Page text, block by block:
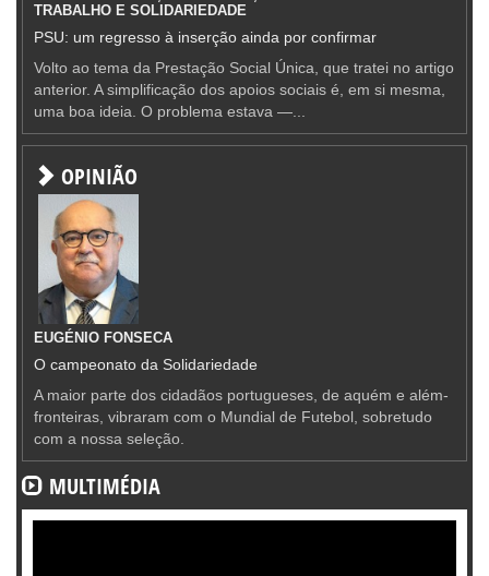
TRABALHO E SOLIDARIEDADE
PSU: um regresso à inserção ainda por confirmar
Volto ao tema da Prestação Social Única, que tratei no artigo
anterior. A simplificação dos apoios sociais é, em si mesma,
uma boa ideia. O problema estava —...
OPINIÃO
EUGÉNIO FONSECA
O campeonato da Solidariedade
A maior parte dos cidadãos portugueses, de aquém e além-
fronteiras, vibraram com o Mundial de Futebol, sobretudo
com a nossa seleção.
MULTIMÉDIA